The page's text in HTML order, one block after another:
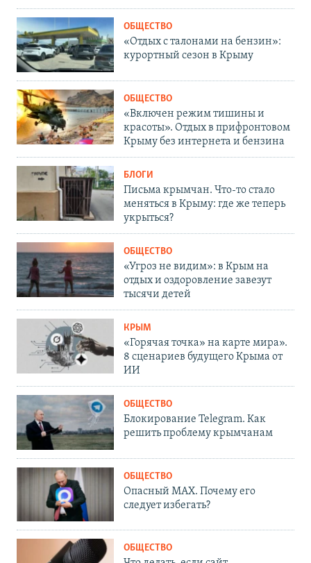
ОБЩЕСТВО
«Отдых с талонами на бензин»:
курортный сезон в Крыму
ОБЩЕСТВО
«Включен режим тишины и
красоты». Отдых в прифронтовом
Крыму без интернета и бензина
БЛОГИ
Письма крымчан. Что-то стало
меняться в Крыму: где же теперь
укрыться?
ОБЩЕСТВО
«Угроз не видим»: в Крым на
отдых и оздоровление завезут
тысячи детей
КРЫМ
«Горячая точка» на карте мира».
8 сценариев будущего Крыма от
ИИ
ОБЩЕСТВО
Блокирование Telegram. Как
решить проблему крымчанам
ОБЩЕСТВО
Опасный MAX. Почему его
следует избегать?
ОБЩЕСТВО